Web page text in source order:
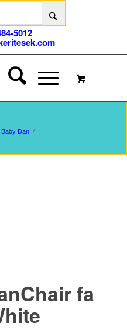
5012
Baby Dan /
fa